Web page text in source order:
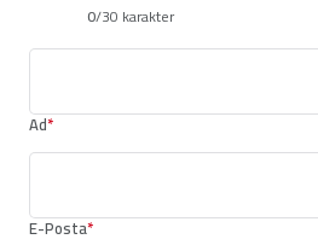
0/30 karakter
Ad*
E-Posta*